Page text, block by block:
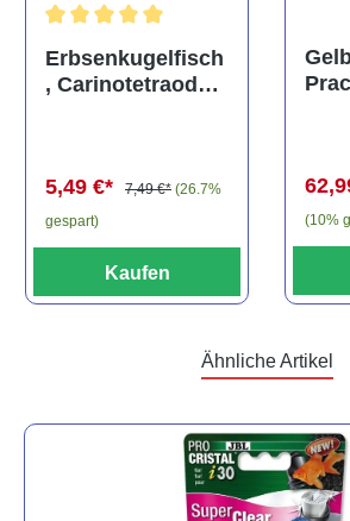
Durchschnittliche Bewertung von 5
Erbsenkugelfisch
, Carinotetraodon
5,49 €* 7,49 €* (26.7%
gespart)
Kaufen
(10%
Ähnliche Artikel